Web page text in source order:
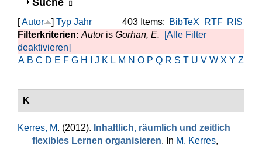
403 Items: BibTeX RTF RIS
[Autor ] Typ Jahr
Filterkriterien: Autoris Gorhan, E.
[Alle Filter
deaktivieren]
A B C D E F G H J K L M N O P Q R S T U V W X Y Z
K
Kerres, M. (2012). Inhaltlich, räumlich und zeitlich
flexibles Lernen organisieren. In M. Kerres,